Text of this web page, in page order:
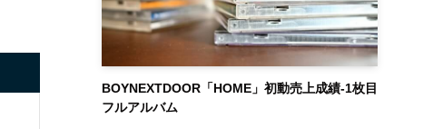
BOYNEXTDOOR「HOME」初動売上成績-1枚目
フルアルバム